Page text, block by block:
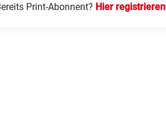
Print-Abonnent? Hier registrieren